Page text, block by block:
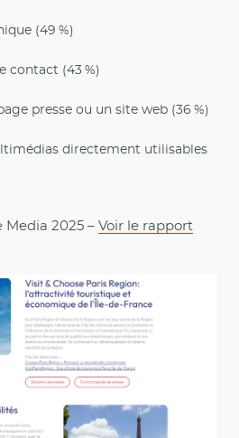
(49 %)
contact (43 %)
presse ou un site web (36 %)
directement utilisables
Media 2025 – Voir le rapport